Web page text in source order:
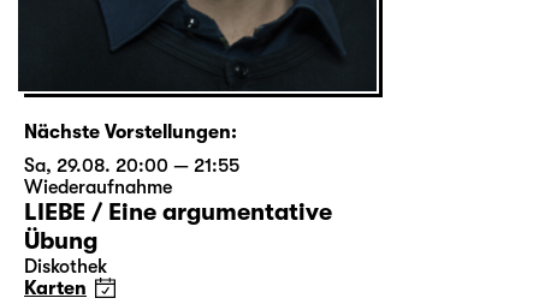
Nächste Vorstellungen:
Sa, 29.08. 20:00 — 21:55
Wiederaufnahme
LIEBE / Eine argumentative
Übung
Diskothek
Karten